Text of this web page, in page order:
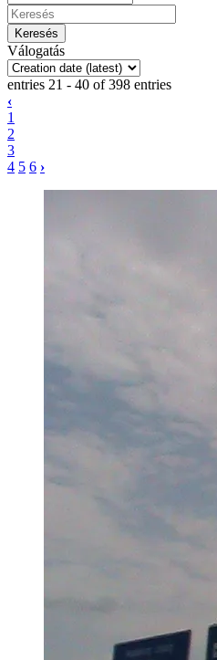
Válogatás
entries 21 - 40 of 398 entries
‹
1
2
3
4 5 6 ›